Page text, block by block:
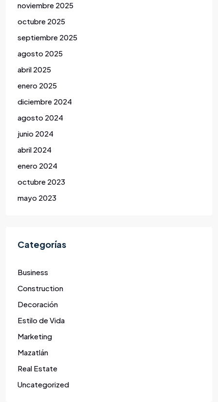
noviembre 2025
octubre 2025
septiembre 2025
agosto 2025
abril 2025
enero 2025
diciembre 2024
agosto 2024
junio 2024
abril 2024
enero 2024
octubre 2023
mayo 2023
Categorías
Business
Construction
Decoración
Estilo de Vida
Marketing
Mazatlán
Real Estate
Uncategorized